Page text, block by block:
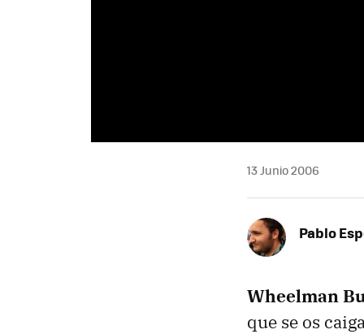
13 Junio 2006
Pablo
Wheelman
que se os